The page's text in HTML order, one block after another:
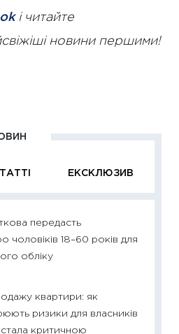
і читайте
новини першими!
ЕКСКЛЮЗИВ
передасть
чоловіків 18–60 років для
обліку
квартири: як
ризики для власників
стала критичною